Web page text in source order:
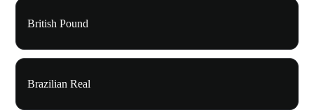
British Pound
Brazilian Real